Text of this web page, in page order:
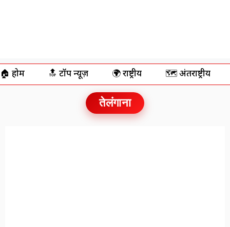
🏠 होम 🔝 टॉप न्यूज़ 🌍 राष्ट्रीय 🗺️ अंतर्राष्ट्रीय
तेलंगाना